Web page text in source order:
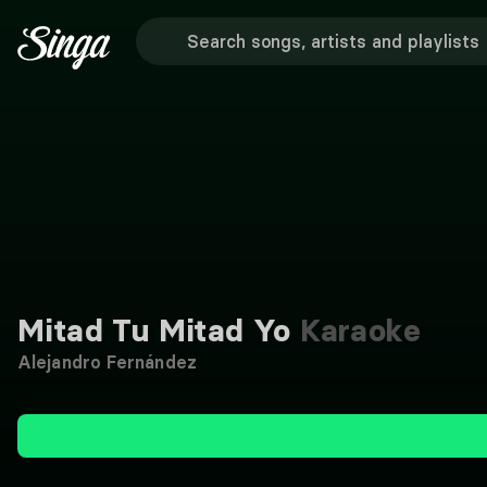
Mitad Tu Mitad Yo Karaoke
Alejandro Fernández